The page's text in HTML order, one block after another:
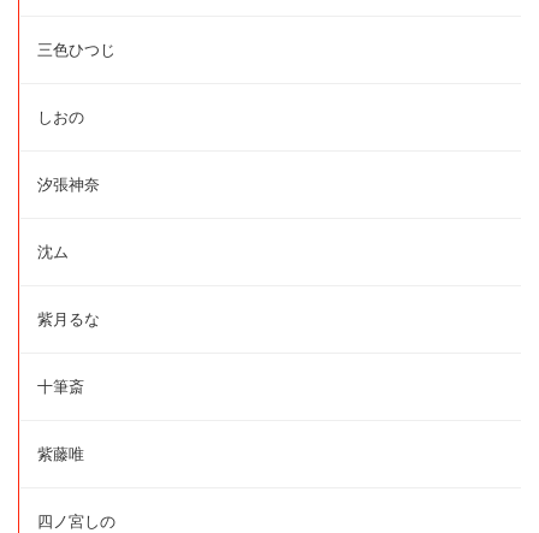
三色ひつじ
しおの
汐張神奈
沈ム
紫月るな
十筆斎
紫藤唯
四ノ宮しの